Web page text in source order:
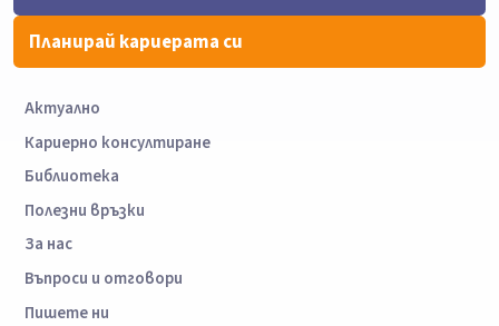
Планирай кариерата си
Актуално
Кариерно консултиране
Библиотека
Полезни връзки
За нас
Въпроси и отговори
Пишете ни